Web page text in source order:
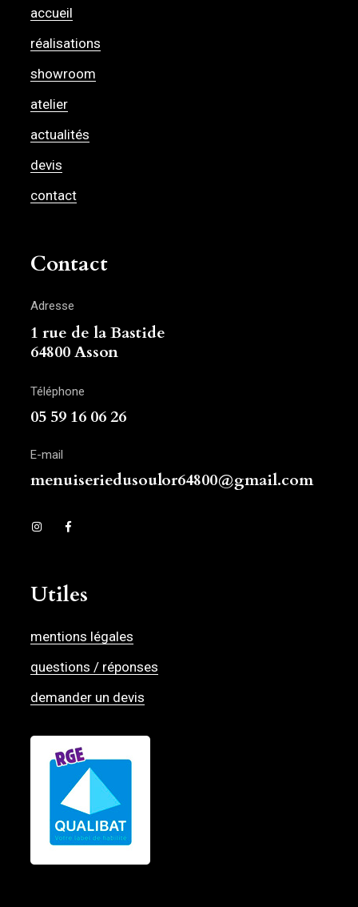
accueil
réalisations
showroom
atelier
actualités
devis
contact
Contact
Adresse
1 rue de la Bastide
64800 Asson
Téléphone
05 59 16 06 26
E-mail
menuiseriedusoulor64800@gmail.com
Utiles
mentions légales
questions / réponses
demander un devis